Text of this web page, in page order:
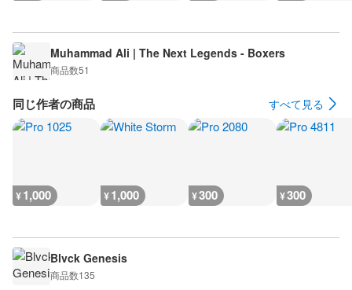
Muhammad Ali | The Next Legends - Boxers
商品数51
同じ作者の商品 すべて見る
¥1,000 ¥1,000 ¥300 ¥300
Blvck Genesis
商品数135